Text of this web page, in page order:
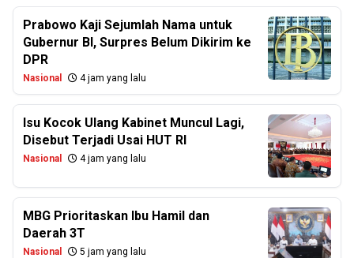
Prabowo Kaji Sejumlah Nama untuk
Gubernur BI, Surpres Belum Dikirim ke
DPR
Nasional 4 jam yang lalu
Isu Kocok Ulang Kabinet Muncul Lagi,
Disebut Terjadi Usai HUT RI
Nasional 4 jam yang lalu
MBG Prioritaskan Ibu Hamil dan
Daerah 3T
Nasional 5 jam yang lalu